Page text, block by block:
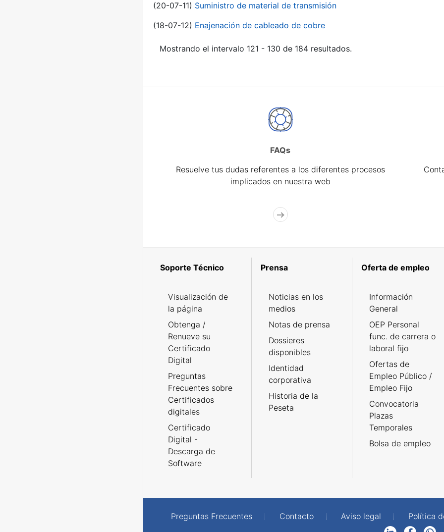
(20-07-11) Suministro de material de transmisión
(18-07-12) Enajenación de cableado de cobre
Mostrando el intervalo 121 - 130 de 184 resultados.
FAQs
Resuelve tus dudas referentes a los diferentes procesos
implicados en nuestra web
Soporte Técnico
Visualización de
la página
Obtenga /
Renueve su
Certificado
Digital
Preguntas
Frecuentes sobre
Certificados
digitales
Certificado
Digital -
Descarga de
Software
Prensa
Noticias en los
medios
Notas de prensa
Dossieres
disponibles
Identidad
corporativa
Historia de la
Peseta
Oferta de empleo
Información
General
OEP Personal
func. de carrera o
laboral fijo
Ofertas de
Empleo Público /
Empleo Fijo
Convocatoria
Plazas
Temporales
Bolsa de empleo
Preguntas Frecuentes Contacto Aviso legal Política